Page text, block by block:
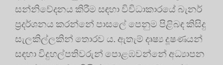
සන්නිවේදනය කිරීම සඳහා විවිධාකාරයේ බැනර්
ප්‍රදර්ශනය කරන්නේ පාසලේ පෙනුම පිළිබඳ කිසිදු
සැලකිල්ලකින් තොරව ය. ඇතැම් දෘෂ්‍ය දූෂණයන්
සඳහා විදුහල්පතිවරුන් පොළඹවන්නේ අධ්‍යාපන